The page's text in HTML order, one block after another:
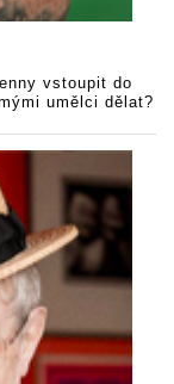
vstoupit do
umělci dělat?